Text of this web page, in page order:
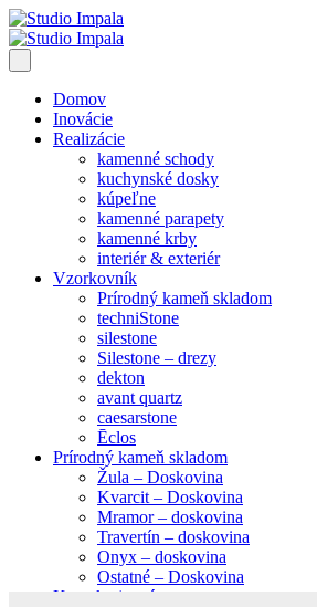
Domov
Inovácie
Realizácie
kamenné schody
kuchynské dosky
kúpeľne
kamenné parapety
kamenné krby
interiér & exteriér
Vzorkovník
Prírodný kameň skladom
techniStone
silestone
Silestone – drezy
dekton
avant quartz
caesarstone
Ēclos
Prírodný kameň skladom
Žula – Doskovina
Kvarcit – Doskovina
Mramor – doskovina
Travertín – doskovina
Onyx – doskovina
Ostatné – Doskovina
Kontaktujte nás